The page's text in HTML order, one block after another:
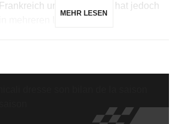
Frankreich und Dänemark, hat jedoch
MEHR LESEN